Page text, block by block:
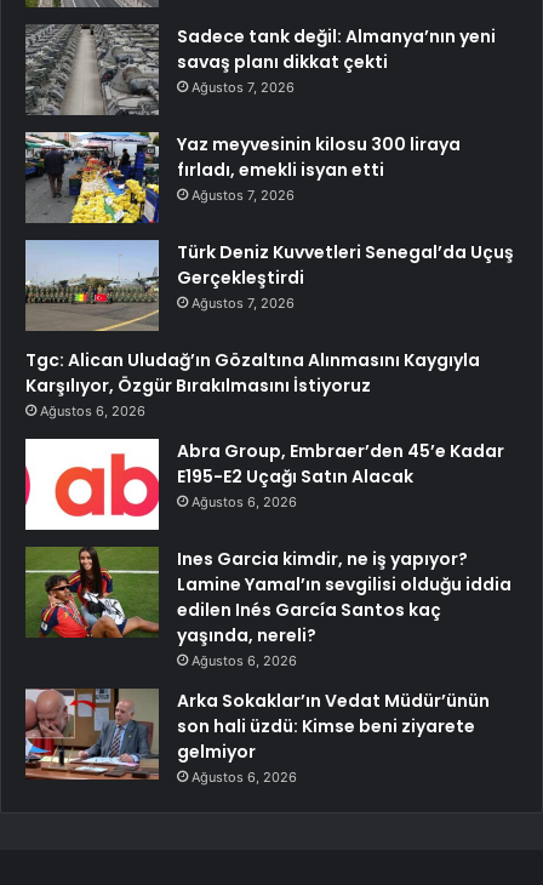
Sadece tank değil: Almanya’nın yeni
savaş planı dikkat çekti
Ağustos 7, 2026
Yaz meyvesinin kilosu 300 liraya
fırladı, emekli isyan etti
Ağustos 7, 2026
Türk Deniz Kuvvetleri Senegal’da Uçuş
Gerçekleştirdi
Ağustos 7, 2026
Tgc: Alican Uludağ’ın Gözaltına Alınmasını Kaygıyla
Karşılıyor, Özgür Bırakılmasını İstiyoruz
Ağustos 6, 2026
Abra Group, Embraer’den 45’e Kadar
E195-E2 Uçağı Satın Alacak
Ağustos 6, 2026
Ines Garcia kimdir, ne iş yapıyor?
Lamine Yamal’ın sevgilisi olduğu iddia
edilen Inés García Santos kaç
yaşında, nereli?
Ağustos 6, 2026
Arka Sokaklar’ın Vedat Müdür’ünün
son hali üzdü: Kimse beni ziyarete
gelmiyor
Ağustos 6, 2026